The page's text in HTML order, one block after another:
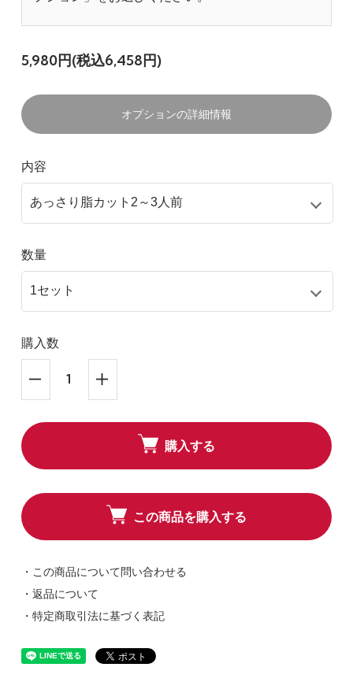
5,980円(税込6,458円)
オプションの詳細情報
内容
数量
購入数
購入する
この商品を購入する
・この商品について問い合わせる
・返品について
・特定商取引法に基づく表記